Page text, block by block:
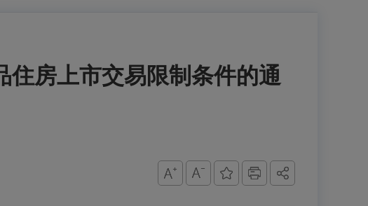
住房上市交易限制条件的通